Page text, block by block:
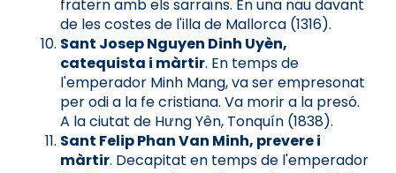
fratern amb els sarraïns. En una nau davant
de les costes de l'illa de Mallorca (1316).
Sant Josep Nguyen Dinh Uyèn,
catequista i màrtir. En temps de
l'emperador Minh Mang, va ser empresonat
per odi a la fe cristiana. Va morir a la presó.
A la ciutat de Hưng Yên, Tonquín (1838).
Sant Felip Phan Van Minh, prevere i
màrtir. Decapitat en temps de l'emperador